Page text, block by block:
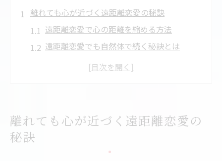
離れても心が近づく遠距離恋愛の秘訣
遠距離恋愛で心の距離を縮める方法
遠距離恋愛でも自然体で続く秘訣とは
男性心理から見る遠距離恋愛の安定感
遠距離で安心感を育む連絡頻度の工夫
離れても心が近づく遠距離恋愛の
秘訣